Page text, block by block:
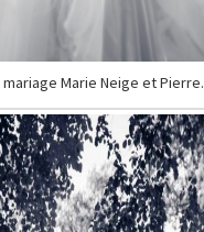
Marie Neige et Pierre.